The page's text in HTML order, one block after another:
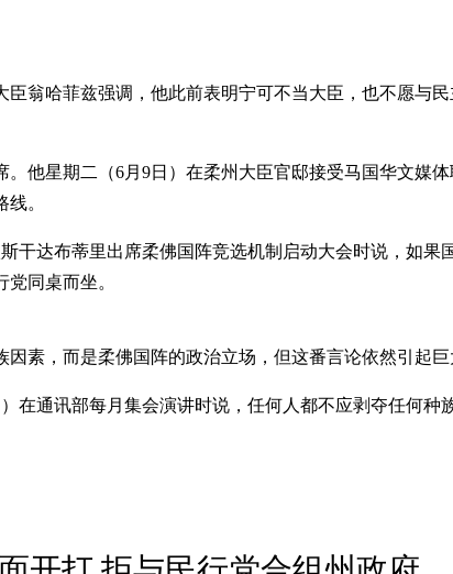
臣翁哈菲兹强调，他此前表明宁可不当大臣，也不愿
他星期二（6月9日）在柔州大臣官邸接受马国华文
。
干达布蒂里出席柔佛国阵竞选机制启动大会时说，如果
同桌而坐。
素，而是柔佛国阵的政治立场，但这番言论依然引起
在通讯部每月集会演讲时说，任何人都不应剥夺任何